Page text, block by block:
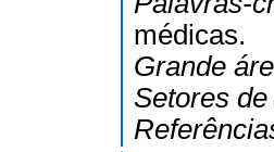
médicas.
Grande
Setores